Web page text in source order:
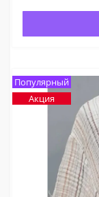
Популярный
Акция